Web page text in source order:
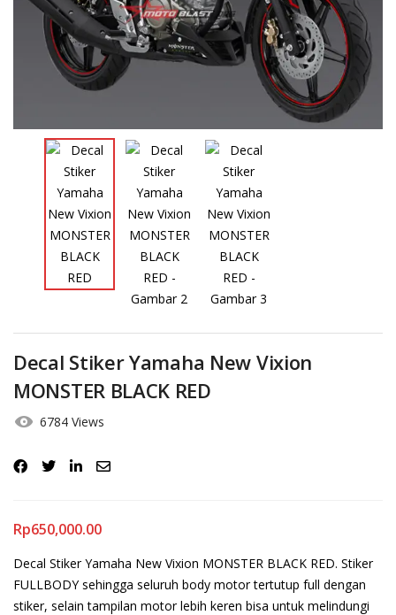
Lost password?
Decal Stiker Yamaha New Vixion
MONSTER BLACK RED
6784 Views
Rp650,000.00
Decal Stiker Yamaha New Vixion MONSTER BLACK RED. Stiker
FULLBODY sehingga seluruh body motor tertutup full dengan
stiker, selain tampilan motor lebih keren bisa untuk melindungi